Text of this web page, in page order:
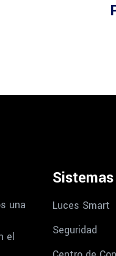
una
el
Sistemas
Luces Smart
Seguridad